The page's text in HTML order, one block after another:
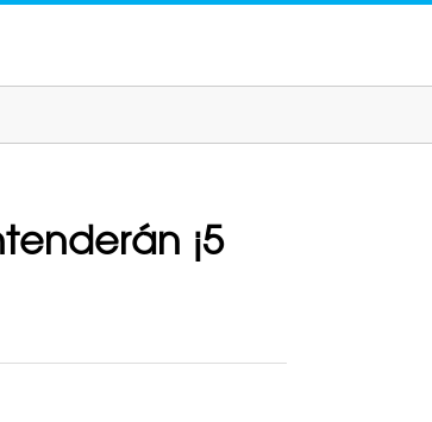
¡5